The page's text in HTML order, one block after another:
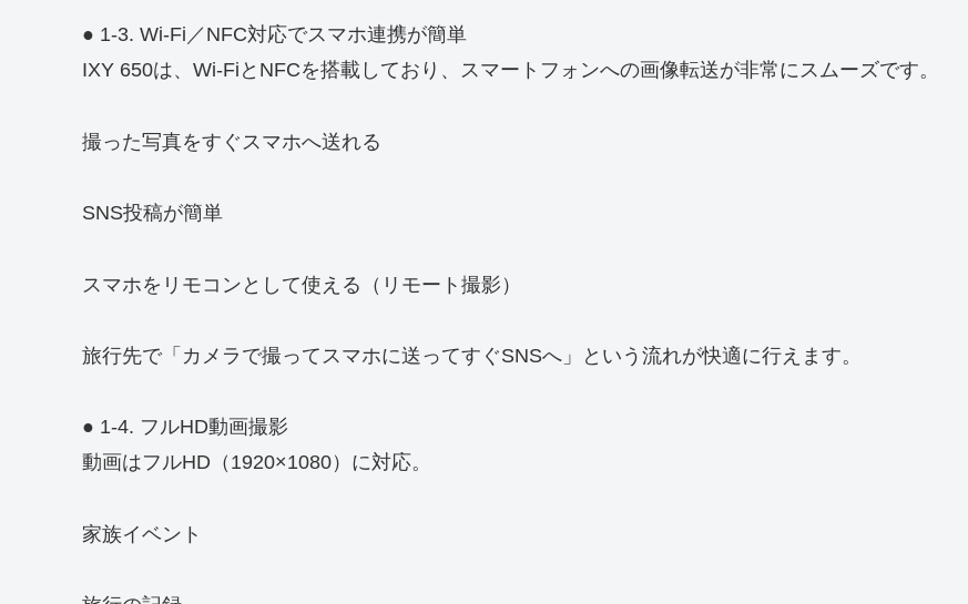
● 1-3. Wi‑Fi／NFC対応でスマホ連携が簡単
IXY 650は、Wi‑FiとNFCを搭載しており、スマートフォンへの画像転送が非常にスムーズです。
撮った写真をすぐスマホへ送れる
SNS投稿が簡単
スマホをリモコンとして使える（リモート撮影）
旅行先で「カメラで撮ってスマホに送ってすぐSNSへ」という流れが快適に行えます。
● 1-4. フルHD動画撮影
動画はフルHD（1920×1080）に対応。
家族イベント